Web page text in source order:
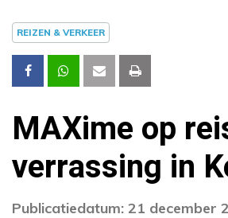
REIZEN & VERKEER
MAXime op
verrassing in
Publicatiedatum: 21 december